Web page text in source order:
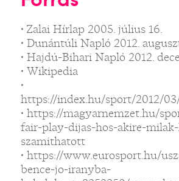
• Zalai Hírlap 2005. július 16.
• Dunántúli Napló 2012.
• Hajdú-Bihari Napló 2012.
• Wikipedia
•
https://index.hu/sport/2012/
• https://magyarnemzet.hu/
fair-play-dijas-hos-akire-
szamithatott
• https://www.eurosport.hu/
bence-jo-iranyba-